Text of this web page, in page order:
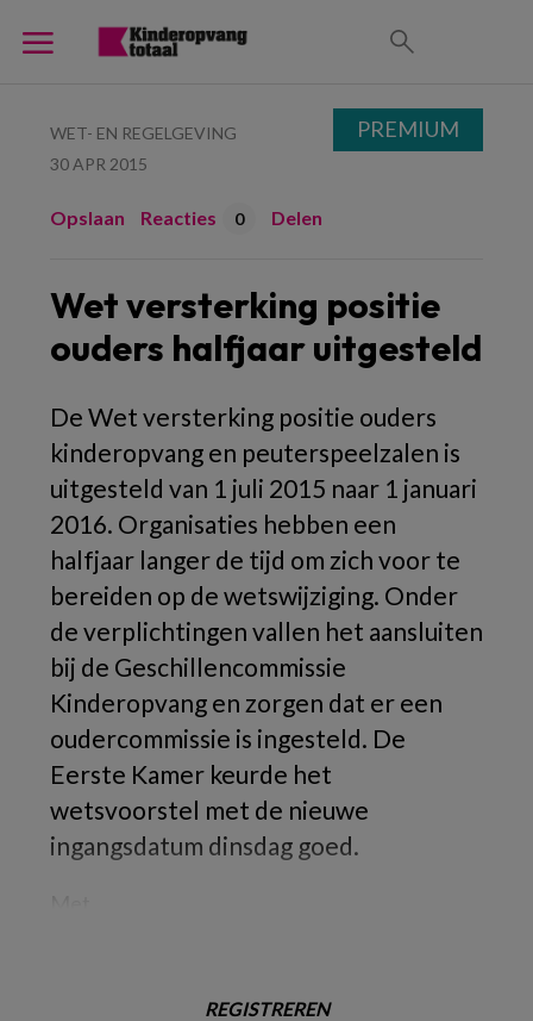
WET- EN REGELGEVING
30 APR 2015
Opslaan Reacties 0 Delen
Wet versterking positie
ouders halfjaar uitgesteld
De Wet versterking positie ouders
kinderopvang en peuterspeelzalen is
uitgesteld van 1 juli 2015 naar 1 januari
2016. Organisaties hebben een
halfjaar langer de tijd om zich voor te
bereiden op de wetswijziging. Onder
de verplichtingen vallen het aansluiten
bij de Geschillencommissie
Kinderopvang en zorgen dat er een
oudercommissie is ingesteld. De
Eerste Kamer keurde het
wetsvoorstel met de nieuwe
ingangsdatum dinsdag goed.
REGISTREREN
PREMIUM